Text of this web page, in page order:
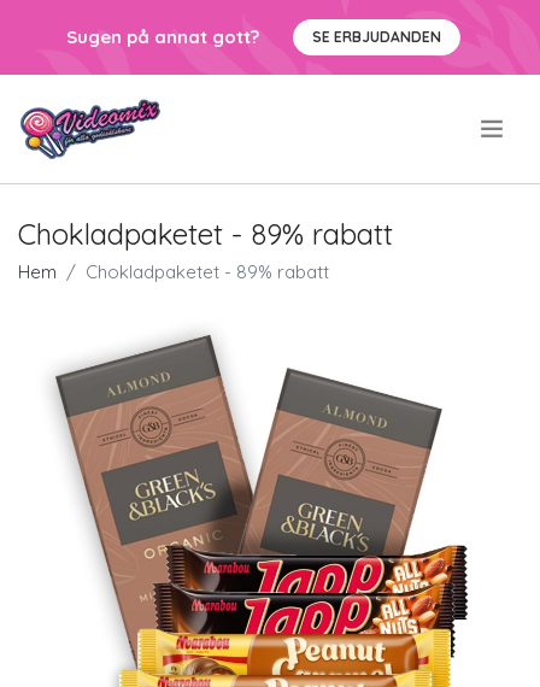
Sugen på annat gott? SE ERBJUDANDEN
Chokladpaketet - 89% rabatt
Hem Chokladpaketet - 89% rabatt